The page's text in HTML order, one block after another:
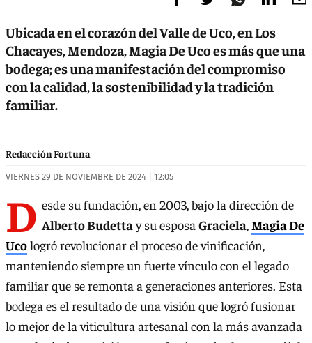
Ubicada en el corazón del Valle de Uco, en Los
Chacayes, Mendoza, Magia De Uco es más que una
bodega; es una manifestación del compromiso
con la calidad, la sostenibilidad y la tradición
familiar.
Redacción Fortuna
VIERNES 29 DE NOVIEMBRE DE 2024 | 12:05
D esde su fundación, en 2003, bajo la dirección de
Alberto Budettay su esposa Graciela,Magia De
Ucologró revolucionar el proceso de vinificación,
manteniendo siempre un fuerte vínculo con el legado
familiar que se remonta a generaciones anteriores. Esta
bodega es el resultado de una visión que logró fusionar
lo mejor de la viticultura artesanal con la más avanzada